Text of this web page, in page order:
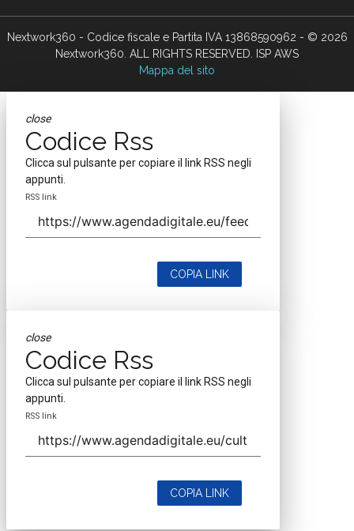
Nextwork360 - Codice fiscale e Partita IVA 13868590962 - © 2026
Nextwork360. ALL RIGHTS RESERVED. ISP AWS
Mappa del sito
close
Codice Rss
Clicca sul pulsante per copiare il link RSS negli
appunti.
RSS link
COPIA LINK
close
Codice Rss
Clicca sul pulsante per copiare il link RSS negli
appunti.
RSS link
COPIA LINK